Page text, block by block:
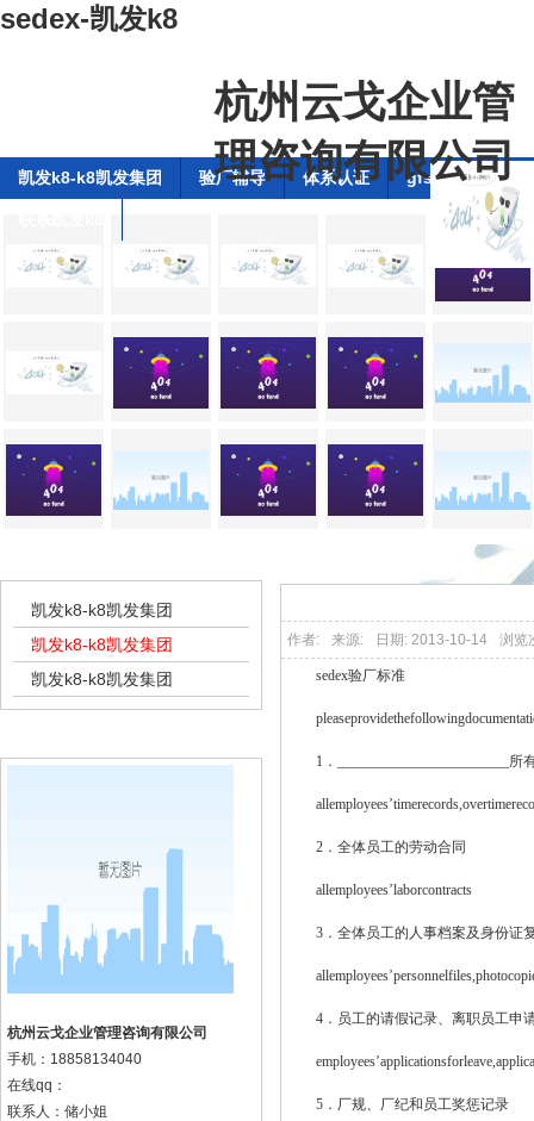
sedex-凯发k8
杭州云戈企业管
理咨询有限公司
凯发k8-k8凯发集团 验厂辅导 体系认证 gfsi全球食品安
凯发k8-k8凯发集团
凯发k8-k8凯发集团
凯发k8-k8凯发集团
杭州云戈企业管理咨询有限公司
手机： 18858134040
在线qq：
联系人：储小姐
作者: 来源: 日期: 2013-10-14 浏览
sedex验厂标准
1．________________________所
2．全体员工的劳动合同
allemployees’laborcontracts
3．全体员工的人事档案及身份证
4．员工的请假记录、离职员工申
5．厂规、厂纪和员工奖惩记录